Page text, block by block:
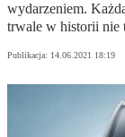
wydarzeniem.
trwale w historii nie
Publikacja: 14.06.2021 18:19